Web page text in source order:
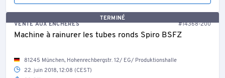
TERMINÉ
VENTE AUX ENCHÈRES
#14368-200
Machine à rainurer les tubes ronds Spiro BSFZ
81245 München, Hohenrechbergstr. 12/ EG/ Produktionshalle
22. juin 2018, 12:08 (CEST)